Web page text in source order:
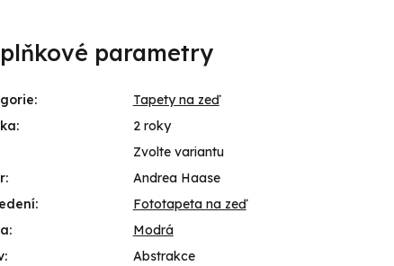
parametry
:
Tapety na zeď
:
2 roky
Zvolte variantu
:
Andrea Haase
:
Fototapeta na zeď
:
Modrá
:
Abstrakce